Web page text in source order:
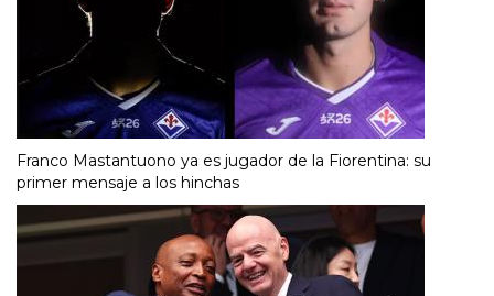
Franco Mastantuono ya es jugador de la Fiorentina: su
primer mensaje a los hinchas